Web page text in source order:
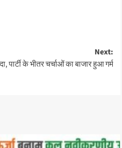
Next:
पार्टी के भीतर चर्चाओं का बाजार हुआ गर्म